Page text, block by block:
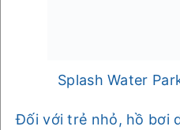
Splash Water
Đối với trẻ nhỏ, hồ bơi